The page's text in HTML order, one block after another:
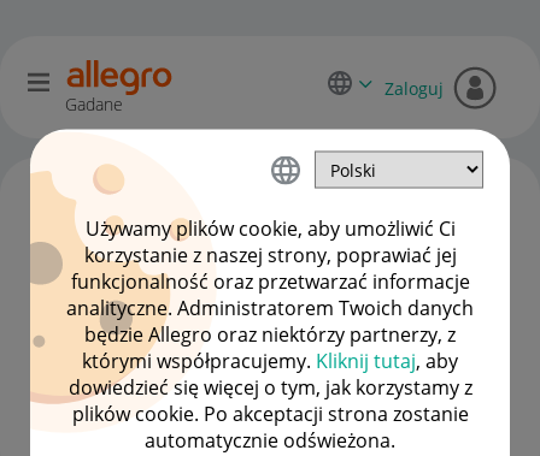
Używamy plików cookie, aby umożliwić Ci
korzystanie z naszej strony, poprawiać jej
funkcjonalność oraz przetwarzać informacje
analityczne. Administratorem Twoich danych
będzie Allegro oraz niektórzy partnerzy, z
którymi współpracujemy. Kliknij tutaj, aby
dowiedzieć się więcej o tym, jak korzystamy z
plików cookie. Po akceptacji strona zostanie
automatycznie odświeżona.
Gadane
Zaloguj
sdz86
#7 Wielbiciel